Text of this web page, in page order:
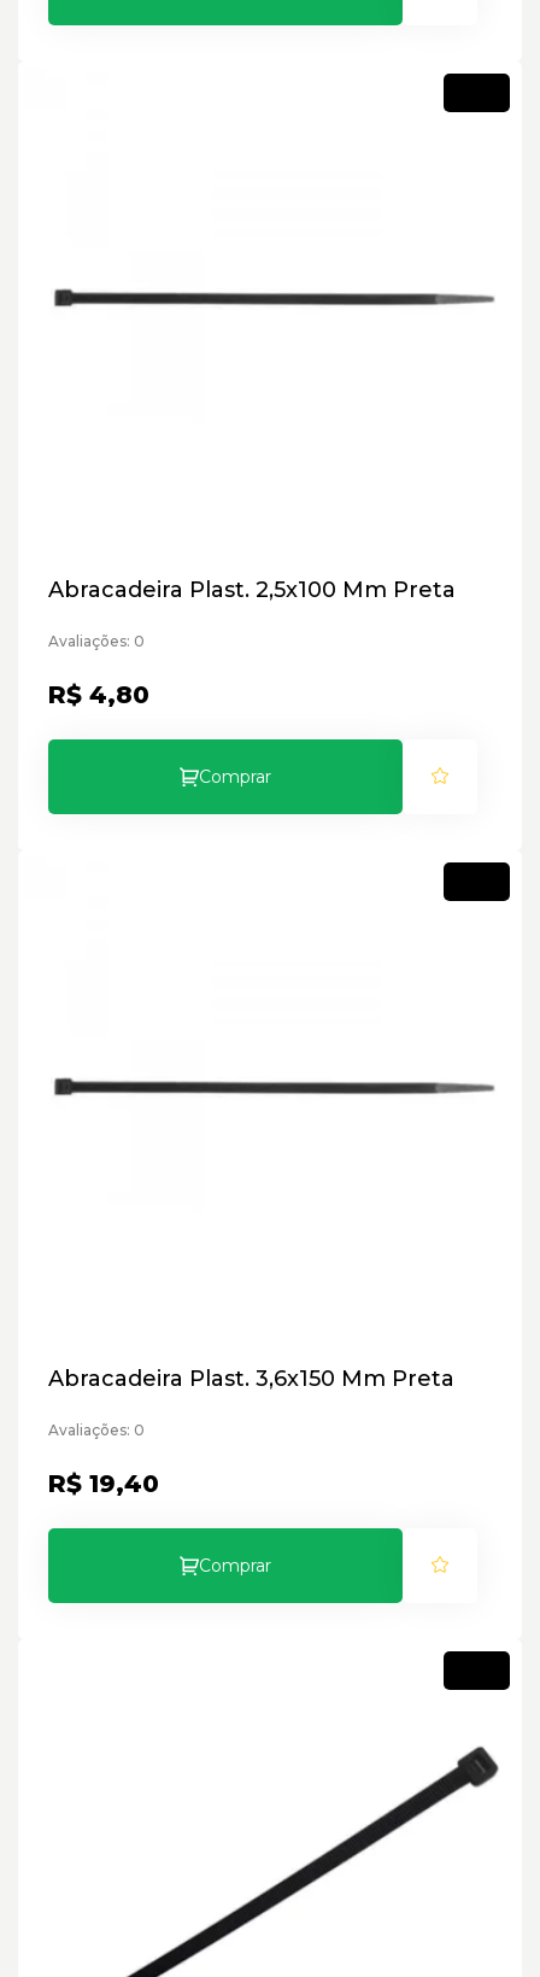
Abracadeira Plast. 2,5x100 Mm Preta
Avaliações: 0
R$ 4,80
Comprar
Abracadeira Plast. 3,6x150 Mm Preta
Avaliações: 0
R$ 19,40
Comprar